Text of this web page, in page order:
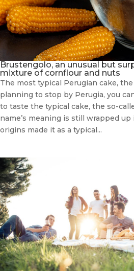
Brustengolo, an unusual but
mixture of cornflour and nuts
The most typical Perugian cake,
planning to stop by Perugia, you
to taste the typical cake, the so-
name’s meaning is still wrapped
origins made it as a typical...